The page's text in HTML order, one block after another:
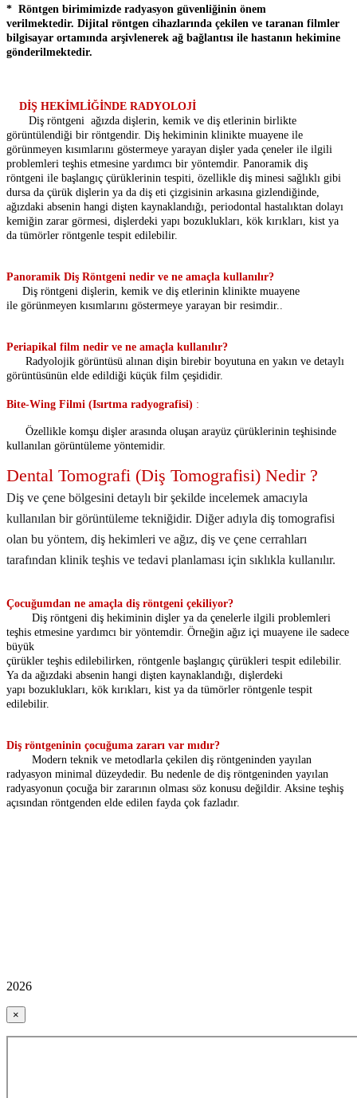
* Röntgen birimimizde radyasyon güvenliğinin önem
verilmektedir. Dijital röntgen cihazlarında çekilen ve taranan filmler
bilgisayar ortamında arşivlenerek ağ bağlantısı ile hastanın hekimine
gönderilmektedir.
DİŞ HEKİMLİĞİNDE RADYOLOJİ
Diş röntgeni ağızda dişlerin, kemik ve diş etlerinin birlikte
görüntülendiği bir röntgendir. Diş hekiminin klinikte muayene ile
görünmeyen kısımlarını göstermeye yarayan dişler yada çeneler ile ilgili
problemleri teşhis etmesine yardımcı bir yöntemdir. Panoramik diş
röntgeni ile başlangıç çürüklerinin tespiti, özellikle diş minesi sağlıklı gibi
dursa da çürük dişlerin ya da diş eti çizgisinin arkasına gizlendiğinde,
ağızdaki absenin hangi dişten kaynaklandığı, periodontal hastalıktan dolayı
kemiğin zarar görmesi, dişlerdeki yapı bozuklukları, kök kırıkları, kist ya
da tümörler röntgenle tespit edilebilir.
Panoramik Diş Röntgeni nedir ve ne amaçla kullanılır?
Diş röntgeni dişlerin, kemik ve diş etlerinin klinikte muayene
ile görünmeyen kısımlarını göstermeye yarayan bir resimdir..
Periapikal film nedir ve ne amaçla kullanılır?
Radyolojik görüntüsü alınan dişin birebir boyutuna en yakın ve detaylı
görüntüsünün elde edildiği küçük film çeşididir.
Bite-Wing Filmi (Isırtma radyografisi) :
Özellikle komşu dişler arasında oluşan arayüz çürüklerinin teşhisinde
kullanılan görüntüleme yöntemidir.
Dental Tomografi (Diş Tomografisi) Nedir ?
Diş ve çene bölgesini detaylı bir şekilde incelemek amacıyla
kullanılan bir görüntüleme tekniğidir. Diğer adıyla diş tomografisi
olan bu yöntem, diş hekimleri ve ağız, diş ve çene cerrahları
tarafından klinik teşhis ve tedavi planlaması için sıklıkla kullanılır.
Çocuğumdan ne amaçla diş röntgeni çekiliyor?
Diş röntgeni diş hekiminin dişler ya da çenelerle ilgili problemleri
teşhis etmesine yardımcı bir yöntemdir. Örneğin ağız içi muayene ile sadece
büyük
çürükler teşhis edilebilirken, röntgenle başlangıç çürükleri tespit edilebilir.
Ya da ağızdaki absenin hangi dişten kaynaklandığı, dişlerdeki
yapı bozuklukları, kök kırıkları, kist ya da tümörler röntgenle tespit
edilebilir.
Diş röntgeninin çocuğuma zararı var mıdır?
Modern teknik ve metodlarla çekilen diş röntgeninden yayılan
radyasyon minimal düzeydedir. Bu nedenle de diş röntgeninden yayılan
radyasyonun çocuğa bir zararının olması söz konusu değildir. Aksine teşhiş
açısından röntgenden elde edilen fayda çok fazladır.
2026
×